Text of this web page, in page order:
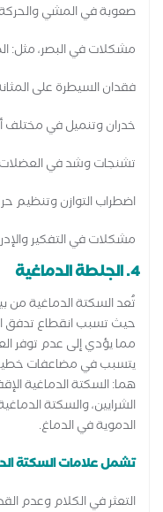
صعوبة في المشي
مشكلات في البصر، مثل:
فقدان السيطرة على
خدران وتنميل في مختلف
تشنجات وشد في
اضطراب التوازن وتنظيم
مشكلات في التفكير
4. الجلطة الدماغية
تُعد السكتة الدماغية من
حيث تسبب انقطاع تدفق
مما يؤدي إلى عدم توفر
يتسبب في مضاعفات
هما: السكتة الدماغية
الشرايين، والسكتة
الدموية في الدماغ.
تشمل علامات السكتة
التعثر في الكلام وعدم